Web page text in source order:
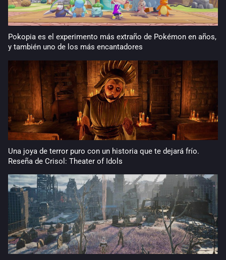
Pokopia es el experimento más extraño de Pokémon en años,
y también uno de los más encantadores
Una joya de terror puro con un historia que te dejará frío.
Reseña de Crisol: Theater of Idols